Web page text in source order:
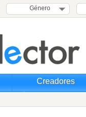
Género
Creadores